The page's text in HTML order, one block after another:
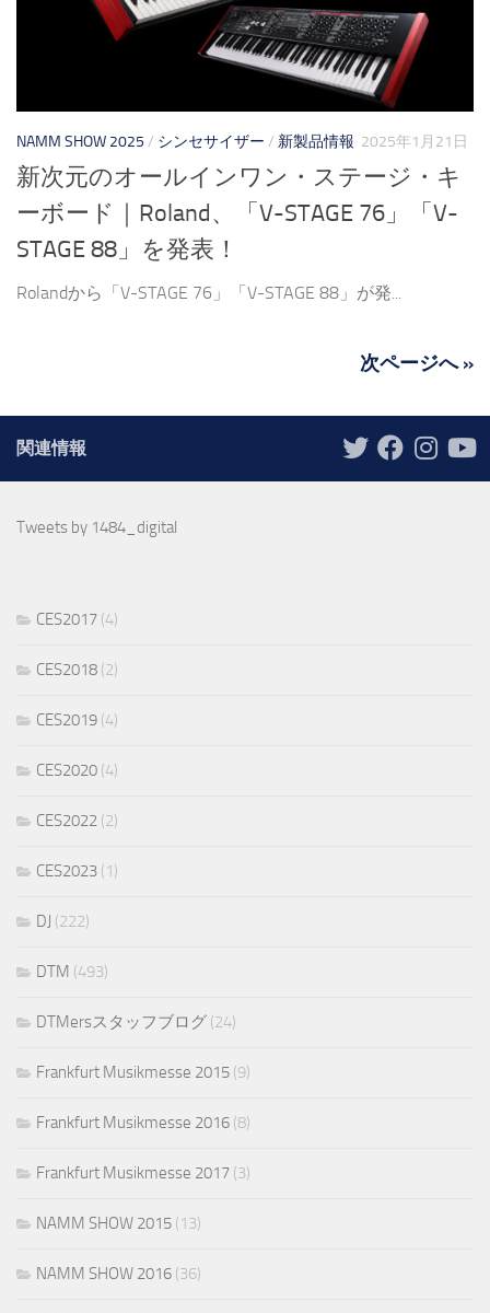
NAMM SHOW 2025 / シンセサイザー / 新製品情報 2025年1月21日
新次元のオールインワン・ステージ・キ
ーボード｜Roland、「V-STAGE 76」「V-
STAGE 88」を発表！
Rolandから「V-STAGE 76」「V-STAGE 88」が発...
次ページへ »
関連情報
Tweets by 1484_digital
CES2017 (4)
CES2018 (2)
CES2019 (4)
CES2020 (4)
CES2022 (2)
CES2023 (1)
DJ (222)
DTM (493)
DTMersスタッフブログ (24)
Frankfurt Musikmesse 2015 (9)
Frankfurt Musikmesse 2016 (8)
Frankfurt Musikmesse 2017 (3)
NAMM SHOW 2015 (13)
NAMM SHOW 2016 (36)